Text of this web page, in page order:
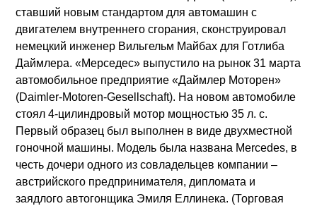
ставший новым стандартом для автомашин с
двигателем внутреннего сгорания, сконструировал
немецкий инженер Вильгельм Майбах для Готлиба
Даймлера. «Мерседес» выпустило на рынок 31 марта
автомобильное предприятие «Даймлер Моторен»
(Daimler-Motoren-Gesellschaft). На новом автомобиле
стоял 4-цилиндровый мотор мощностью 35 л. с.
Первый образец был выполнен в виде двухместной
гоночной машины. Модель была названа Mercedes, в
честь дочери одного из совладельцев компании –
австрийского предпринимателя, дипломата и
заядлого автогонщика Эмиля Еллинека. (Торговая